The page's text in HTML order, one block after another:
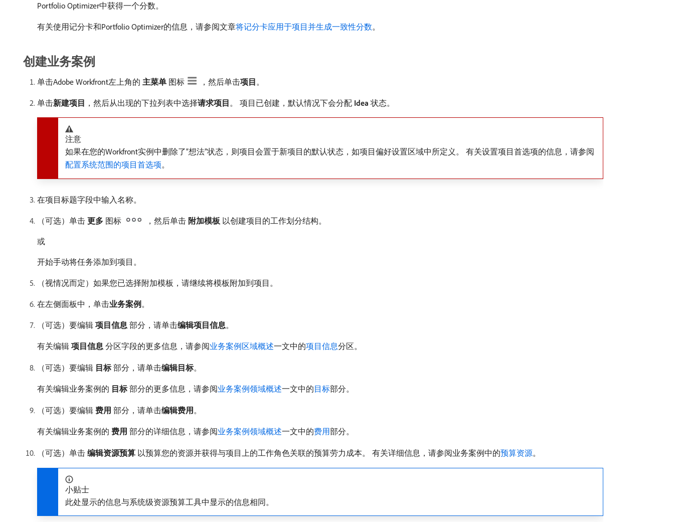
Portfolio Optimizer中获得一个分数。
有关使用记分卡和Portfolio Optimizer的信息，请参阅文章将记分卡应用于项目并生成一致性分数。
创建业务案例
单击Adobe Workfront左上角的​ 主菜单 ​图标 ，然后单击​项目。
单击​新建项目 ，然后从出现的下拉列表中选择​请求项目。 项目已创建，默认情况下会分配​ Idea ​状态。
注意
如果在您的Workfront实例中删除了“想法”状态，则项目会置于新项目的默认状态，如项目偏好设置区域中所定义。 有关设置项目首选项的信息，请参阅
配置系统范围的项目首选项。
在项目标题字段中输入名称。
（可选）单击​ 更多 ​图标 ，然后单击​ 附加模板 ​以创建项目的工作划分结构。
或
开始手动将任务添加到项目。
（视情况而定）如果您已选择附加模板，请继续将模板附加到项目。
在左侧面板中，单击​业务案例 。
（可选）要编辑​ 项目信息 ​部分，请单击​编辑项目信息。
有关编辑​ 项目信息 ​分区字段的更多信息，请参阅业务案例区域概述一文中的项目信息分区。
（可选）要编辑​ 目标​部分，请单击​编辑目标。
有关编辑业务案例的​ 目标​部分的更多信息，请参阅业务案例领域概述一文中的目标部分。
（可选）要编辑​ 费用 ​部分，请单击​编辑费用 。
有关编辑业务案例的​ 费用 ​部分的详细信息，请参阅业务案例领域概述一文中的费用部分。
（可选）单击​ 编辑资源预算 ​以预算您的资源并获得与项目上的工作角色关联的预算劳力成本。 有关详细信息，请参阅业务案例中的预算资源。
小贴士
此处显示的信息与系统级资源预算工具中显示的信息相同。